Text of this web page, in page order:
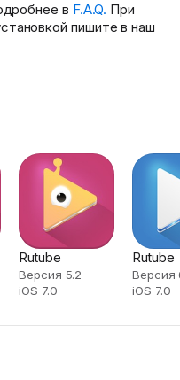
в F.A.Q. При
пишите в наш
Rutube
Версия 5.2
iOS 7.0
Rutube
Версия
iOS 7.0